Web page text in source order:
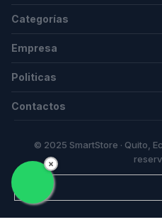
Categorías
Empresa
Politicas
Contactos
© 2025 SmartStore · Quito,
×